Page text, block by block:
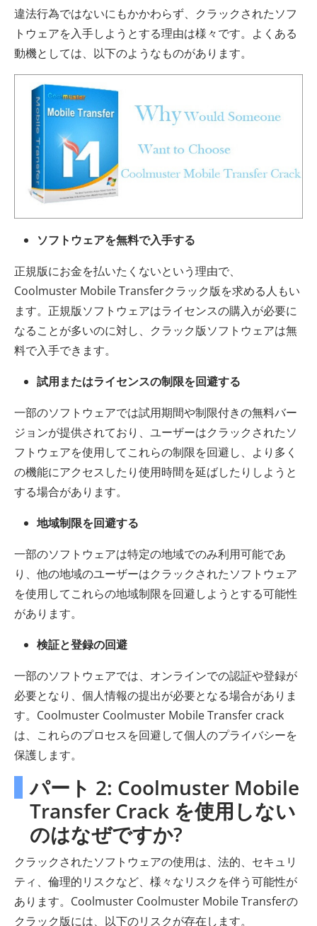
違法行為ではないにもかかわらず、クラックされたソフ
トウェアを入手しようとする理由は様々です。よくある
動機としては、以下のようなものがあります。
ソフトウェアを無料で入手する
正規版にお金を払いたくないという理由で、
Coolmuster Mobile Transferクラック版を求める人もい
ます。正規版ソフトウェアはライセンスの購入が必要に
なることが多いのに対し、クラック版ソフトウェアは無
料で入手できます。
試用またはライセンスの制限を回避する
一部のソフトウェアでは試用期間や制限付きの無料バー
ジョンが提供されており、ユーザーはクラックされたソ
フトウェアを使用してこれらの制限を回避し、より多く
の機能にアクセスしたり使用時間を延ばしたりしようと
する場合があります。
地域制限を回避する
一部のソフトウェアは特定の地域でのみ利用可能であ
り、他の地域のユーザーはクラックされたソフトウェア
を使用してこれらの地域制限を回避しようとする可能性
があります。
検証と登録の回避
一部のソフトウェアでは、オンラインでの認証や登録が
必要となり、個人情報の提出が必要となる場合がありま
す。Coolmuster Coolmuster Mobile Transfer crack
は、これらのプロセスを回避して個人のプライバシーを
保護します。
パート 2: Coolmuster Mobile
Transfer Crack を使用しない
のはなぜですか?
クラックされたソフトウェアの使用は、法的、セキュリ
ティ、倫理的リスクなど、様々なリスクを伴う可能性が
あります。Coolmuster Coolmuster Mobile Transferの
クラック版には、以下のリスクが存在します。